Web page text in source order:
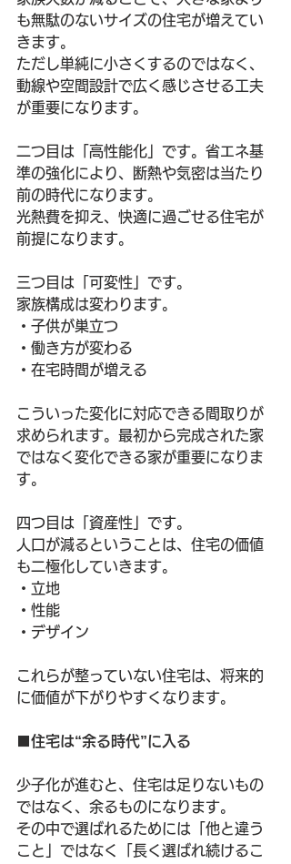
も無駄のないサイズの住宅が増えてい
きます。
ただし単純に小さくするのではなく、
動線や空間設計で広く感じさせる工夫
が重要になります。
二つ目は「高性能化」です。省エネ基
準の強化により、断熱や気密は当たり
前の時代になります。
光熱費を抑え、快適に過ごせる住宅が
前提になります。
三つ目は「可変性」です。
家族構成は変わります。
・子供が巣立つ
・働き方が変わる
・在宅時間が増える
こういった変化に対応できる間取りが
求められます。最初から完成された家
ではなく変化できる家が重要になりま
す。
四つ目は「資産性」です。
人口が減るということは、住宅の価値
も二極化していきます。
・立地
・性能
・デザイン
これらが整っていない住宅は、将来的
に価値が下がりやすくなります。
■住宅は“余る時代”に入る
少子化が進むと、住宅は足りないもの
ではなく、余るものになります。
その中で選ばれるためには「他と違う
こと」ではなく「長く選ばれ続けるこ